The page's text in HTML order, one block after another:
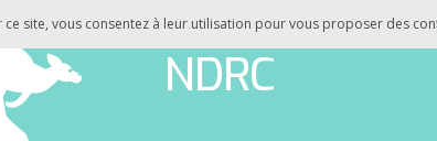
NDRC
site, vous consentez à leur utilisation pour vous proposer des